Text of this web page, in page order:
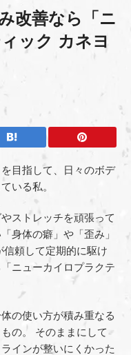
改善なら「ニ
ック カネヨ
目指して、日々のボデ
いる私。
ストレッチを頑張って
身体の癖」や「歪み」
信頼して定期的に駆け
ニューカイロプラクテ
の使い方が積み重なる
の。 そのままにして
インが整いにくかった